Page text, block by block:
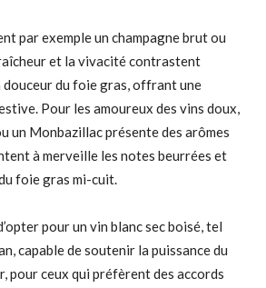
par exemple un champagne brut ou
et la vivacité contrastent
du foie gras, offrant une
Pour les amoureux des vins doux,
un Monbazillac présente des arômes
à merveille les notes beurrées et
foie gras mi-cuit.
pour un vin blanc sec boisé, tel
capable de soutenir la puissance du
pour ceux qui préfèrent des accords